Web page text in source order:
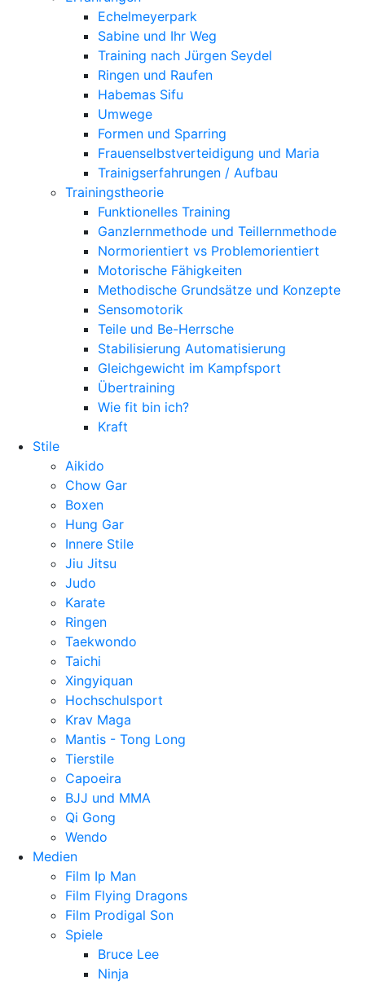
Echelmeyerpark
Sabine und Ihr Weg
Training nach Jürgen Seydel
Ringen und Raufen
Habemas Sifu
Umwege
Formen und Sparring
Frauenselbstverteidigung und Maria
Trainigserfahrungen / Aufbau
Trainingstheorie
Funktionelles Training
Ganzlernmethode und Teillernmethode
Normorientiert vs Problemorientiert
Motorische Fähigkeiten
Methodische Grundsätze und Konzepte
Sensomotorik
Teile und Be-Herrsche
Stabilisierung Automatisierung
Gleichgewicht im Kampfsport
Übertraining
Wie fit bin ich?
Kraft
Stile
Aikido
Chow Gar
Boxen
Hung Gar
Innere Stile
Jiu Jitsu
Judo
Karate
Ringen
Taekwondo
Taichi
Xingyiquan
Hochschulsport
Krav Maga
Mantis - Tong Long
Tierstile
Capoeira
BJJ und MMA
Qi Gong
Wendo
Medien
Film Ip Man
Film Flying Dragons
Film Prodigal Son
Spiele
Bruce Lee
Ninja